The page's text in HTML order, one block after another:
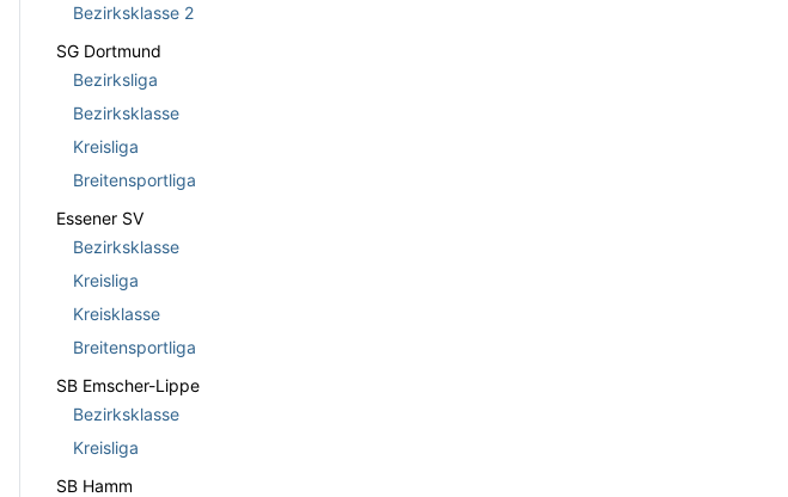
Bezirksklasse 2
SG Dortmund
Bezirksliga
Bezirksklasse
Kreisliga
Breitensportliga
Essener SV
Bezirksklasse
Kreisliga
Kreisklasse
Breitensportliga
SB Emscher-Lippe
Bezirksklasse
Kreisliga
SB Hamm